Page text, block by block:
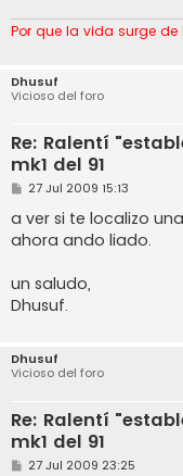
Por que la vida surge de
Dhusuf
Vicioso del foro
Re: Ralentí
mk1 del 91
M
n
s
a
27 Jul 2009 15:13
a ver si te localizo
ahora ando liado.
un saludo,
Dhusuf.
Dhusuf
Vicioso del foro
Re: Ralentí
mk1 del 91
M
27 Jul 2009 23:25